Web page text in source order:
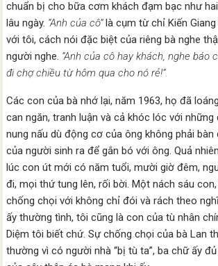
chuẩn bị cho bữa cơm khách đạm bạc như
lâu ngày. “Anh của cô”là cụm từ chỉ Kiến
với tôi, cách nói đặc biệt của riêng bà nghe
người nghe. “Anh của cô hay khách, nghe báo
đi chợ chiều từ hôm qua cho nó rẻ!”.
Các con của bà nhớ lại, năm 1963, họ đã
can ngăn, tranh luận và cả khóc lóc với những
nung nấu dù động cơ của ông không phải bàn
của người sinh ra để gắn bó với ông. Quả
lúc con út mới có năm tuổi, mười giờ đêm,
đi, mọi thứ tung lên, rối bời. Một nách sáu
chống chọi với không chỉ đói và rách theo
ấy thường tình, tôi cũng là con của tù nhân
Diệm tôi biết chứ. Sự chống chọi của bà Lan
thường vì có người nhà “bị tù ta”, ba chữ ấy